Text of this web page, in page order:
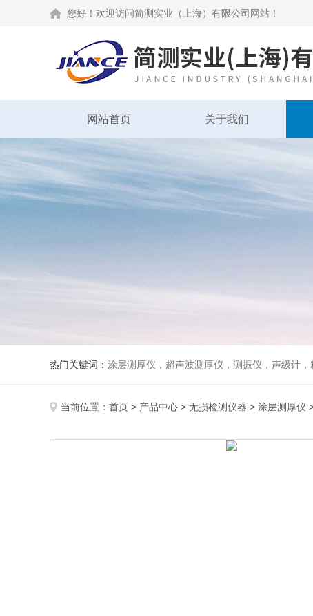
您好！欢迎访问简测实业（上海）有限公司网站！
网站首页 关于我们
热门关键词： 涂层测厚仪，超声波测厚仪，测振仪，声级计
当前位置： 首页 > 产品中心 > 无损检测仪器 > 涂层测厚仪